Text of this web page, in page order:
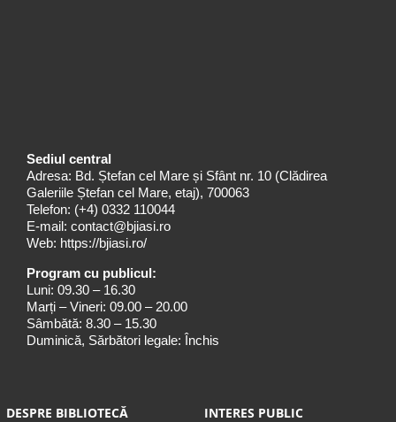
Sediul central
Adresa: Bd. Ștefan cel Mare și Sfânt nr. 10 (Clădirea
Galeriile Ștefan cel Mare, etaj), 700063
Telefon: (+4) 0332 110044
E-mail: contact@bjiasi.ro
Web: https://bjiasi.ro/
Program cu publicul:
Luni: 09.30 – 16.30
Marți – Vineri: 09.00 – 20.00
Sâmbătă: 8.30 – 15.30
Duminică, Sărbători legale: Închis
DESPRE BIBLIOTECĂ INTERES PUBLIC